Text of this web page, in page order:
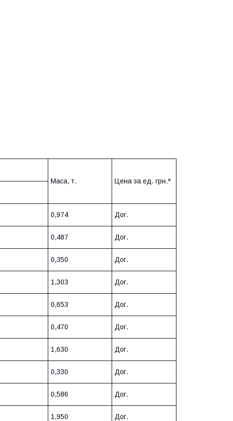
Маса, т.
Цена за ед. грн.*
0,974 Дог.
0,487 Дог.
0,350 Дог.
1,303 Дог.
0,653 Дог.
0,470 Дог.
1,630 Дог.
0,330 Дог.
0,586 Дог.
1,950 Дог.